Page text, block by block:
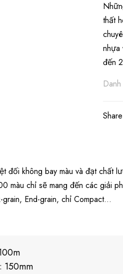
thất
nhựa
đến
Share
đối không bay màu và đạt
màu chỉ sẽ mang đến các giải
End-grain, chỉ Compact…
150mm